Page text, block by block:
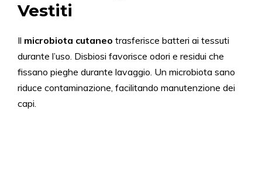
Vestiti
Il microbiota cutaneo trasferisce batteri ai tessuti
durante l’uso. Disbiosi favorisce odori e residui che
fissano pieghe durante lavaggio. Un microbiota sano
riduce contaminazione, facilitando manutenzione dei
capi.